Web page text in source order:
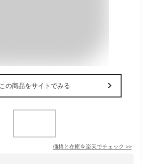
この商品をサイトでみる
価格と在庫を楽天でチェック >>